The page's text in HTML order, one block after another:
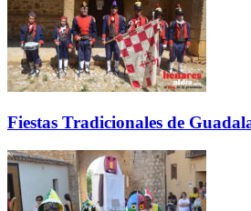
Fiestas Tradicionales de